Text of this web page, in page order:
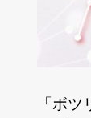
「ボ